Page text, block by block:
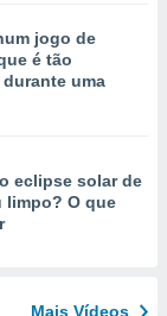
jogo de
é tão
uma
eclipse solar de
limpo? O que
Mais Vídeos